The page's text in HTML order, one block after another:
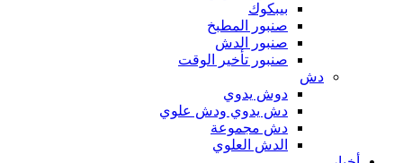
بيبكوك
صنبور المطبخ
صنبور الدش
صنبور تأخير الوقت
دش
دوش يدوي
دش يدوي ودش علوي
دش مجموعة
الدش العلوي